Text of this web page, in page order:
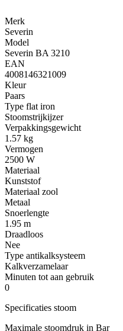
Merk
Severin
Model
Severin BA 3210
EAN
4008146321009
Kleur
Paars
Type flat iron
Stoomstrijkijzer
Verpakkingsgewicht
1.57 kg
Vermogen
2500 W
Materiaal
Kunststof
Materiaal zool
Metaal
Snoerlengte
1.95 m
Draadloos
Nee
Type antikalksysteem
Kalkverzamelaar
Minuten tot aan gebruik
0
Specificaties stoom
Maximale stoomdruk in Bar